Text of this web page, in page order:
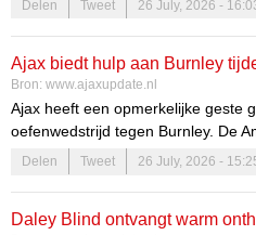
tot scoren. Namens Ajax scoorden
Delen Tweet 26 July, 2026 -
Ajax biedt hulp aan Burnley
Bron: www.ajaxupdate.nl
Ajax heeft een opmerkelijke geste
oefenwedstrijd tegen Burnley. De
tegenstander uit de brand met een
trok. Dit soort sportieve gebaren
band tussen clubs kan sterker
Delen Tweet 26 July, 2026 -
Daley Blind ontvangt warm